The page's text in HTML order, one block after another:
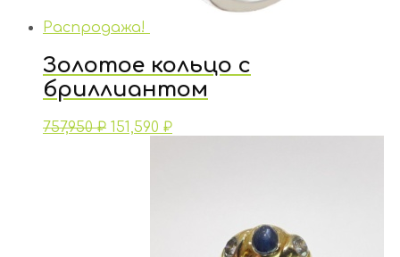
Распродажа!
Золотое кольцо с
бриллиантом
757,950₽ 151,590 ₽